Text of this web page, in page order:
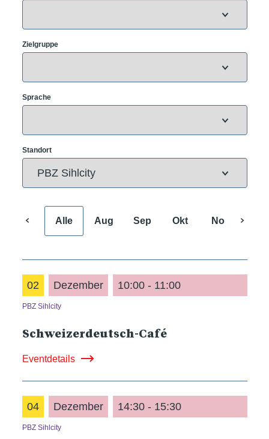
Zielgruppe
Sprache
Standort
Alle Aug Sep Okt Nov
02 Dezember 10:00 - 11:00
PBZ Sihlcity
Schweizerdeutsch-Café
Eventdetails
04 Dezember 14:30 - 15:30
PBZ Sihlcity